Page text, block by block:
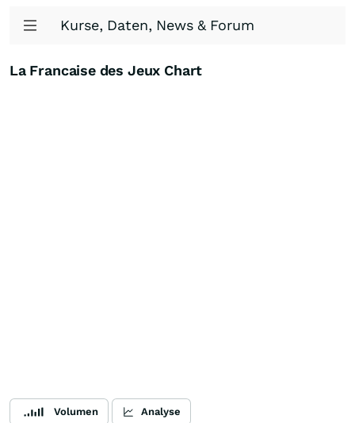
Kurse, Daten, News & Forum
La Francaise des Jeux Chart
Volumen Analyse